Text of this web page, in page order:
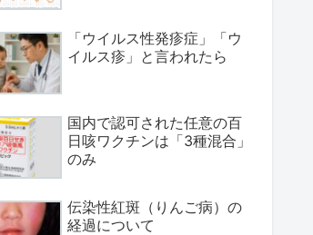
「ウイルス性発疹症」「ウ
イルス疹」と言われたら
国内で認可された任意の百
日咳ワクチンは「3種混合」
のみ
伝染性紅斑（りんご病）の
経過について